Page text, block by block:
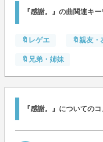
『感謝。』の曲関連キ
🔖レゲエ 🔖親友・
🔖兄弟・姉妹
『感謝。』についてのコ